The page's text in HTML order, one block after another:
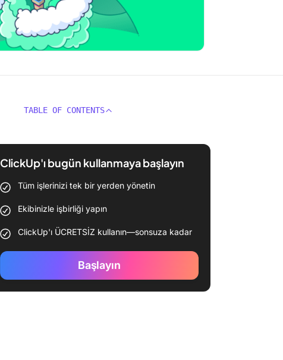
TABLE OF CONTENTS
ClickUp'ı bugün kullanmaya başlayın
Tüm işlerinizi tek bir yerden yönetin
Ekibinizle işbirliği yapın
ClickUp'ı ÜCRETSİZ kullanın—sonsuza kadar
Başlayın